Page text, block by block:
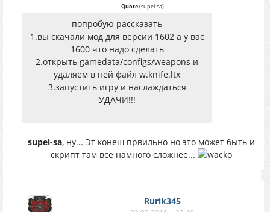
Quote(supei-sa)
попробую рассказать
1.вы скачали мод для версии 1602 а у вас
1600 что надо сделать
2.открыть gamedata/configs/weapons и
удаляем в ней файл w.knife.ltx
3.запустить игру и наслаждаться
УДАЧИ!!!
supei-sa, ну... Эт конеш првильно но это может быть и
скрипт там все намного сложнее...
Rurik345